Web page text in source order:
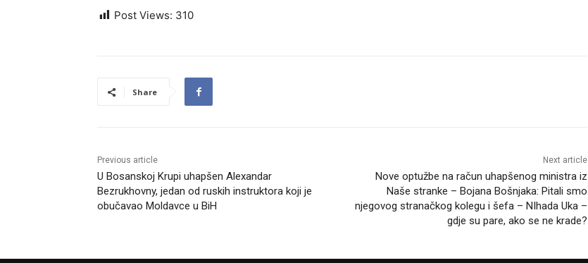
Post Views: 310
Share
Previous article
U Bosanskoj Krupi uhapšen Alexandar
Bezrukhovny, jedan od ruskih instruktora koji je
obučavao Moldavce u BiH
Next article
Nove optužbe na račun uhapšenog ministra iz
Naše stranke – Bojana Bošnjaka: Pitali smo
njegovog stranačkog kolegu i šefa – NIhada Uka –
gdje su pare, ako se ne krade?